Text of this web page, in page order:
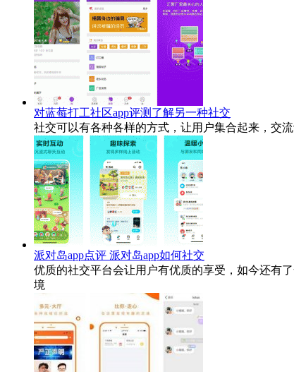
对蓝莓打工社区app评测了解另一种社交
社交可以有各种各样的方式，让用户集合起来，交
派对岛app点评 派对岛app如何社交
优质的社交平台会让用户有优质的享受，如今还有
境